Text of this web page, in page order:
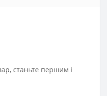
станьте першим і